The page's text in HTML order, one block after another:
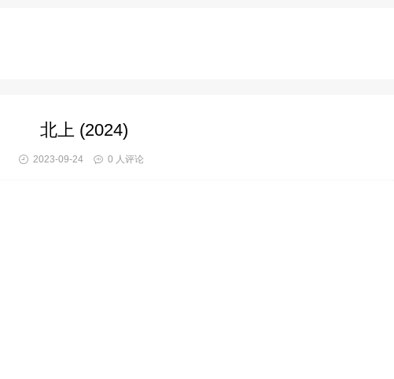
北上 (2024)
2023-09-24 0 人评论